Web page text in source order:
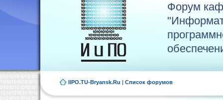
Форум
IIPO.TU-Bryansk.Ru | Список форумов